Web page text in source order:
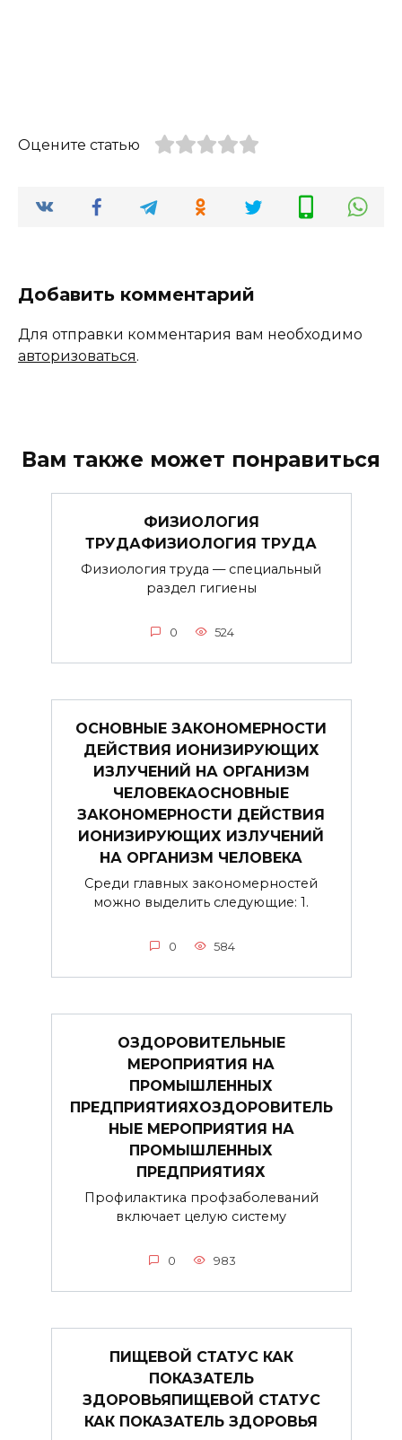
Оцените статью
Добавить комментарий
Для отправки комментария вам необходимо
авторизоваться.
Вам также может понравиться
ФИЗИОЛОГИЯ
ТРУДАФИЗИОЛОГИЯ ТРУДА
Физиология труда — специальный
раздел гигиены
0 524
ОСНОВНЫЕ ЗАКОНОМЕРНОСТИ
ДЕЙСТВИЯ ИОНИЗИРУЮЩИХ
ИЗЛУЧЕНИЙ НА ОРГАНИЗМ
ЧЕЛОВЕКАОСНОВНЫЕ
ЗАКОНОМЕРНОСТИ ДЕЙСТВИЯ
ИОНИЗИРУЮЩИХ ИЗЛУЧЕНИЙ
НА ОРГАНИЗМ ЧЕЛОВЕКА
Среди главных закономерностей
можно выделить следующие: 1.
0 584
ОЗДОРОВИТЕЛЬНЫЕ
МЕРОПРИЯТИЯ НА
ПРОМЫШЛЕННЫХ
ПРЕДПРИЯТИЯХОЗДОРОВИТЕЛЬ
НЫЕ МЕРОПРИЯТИЯ НА
ПРОМЫШЛЕННЫХ
ПРЕДПРИЯТИЯХ
Профилактика профзаболеваний
включает целую систему
0 983
ПИЩЕВОЙ СТАТУС КАК
ПОКАЗАТЕЛЬ
ЗДОРОВЬЯПИЩЕВОЙ СТАТУС
КАК ПОКАЗАТЕЛЬ ЗДОРОВЬЯ